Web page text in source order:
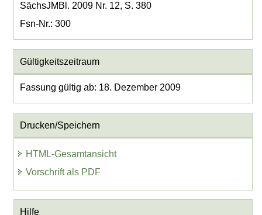
SächsJMBl. 2009 Nr. 12, S. 380
Fsn-Nr.: 300
Gültigkeitszeitraum
Fassung gültig ab: 18. Dezember 2009
Drucken/Speichern
HTML-Gesamtansicht
Vorschrift als PDF
Hilfe